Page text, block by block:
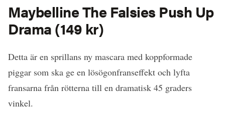
MaybellineThe Falsies Push Up
Drama(149 kr)
Detta är en sprillans ny mascara med koppformade
piggar som ska ge en lösögonfranseffekt och lyfta
fransarna från rötterna till en dramatisk 45 graders
vinkel.